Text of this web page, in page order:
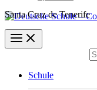
Santa Cruz de Tenerife
Schule